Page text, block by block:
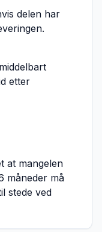
delen har
etter
at mangelen
måneder må
stede ved